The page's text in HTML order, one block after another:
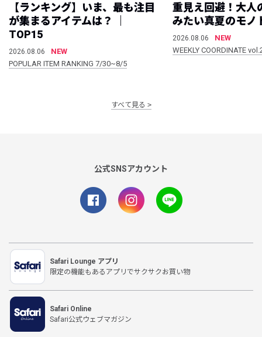
【ランキング】いま、最も注目
が集まるアイテムは？ ｜
TOP15
2026.08.06
NEW
POPULAR ITEM RANKING 7/30~8/5
重見え回避！大人
みたい真夏のモノ
2026.08.06
NEW
WEEKLY COORDINATE
すべて見る
公式SNSアカウント
Safari Lounge アプリ
限定の機能もあるアプリでサクサクお買い物
Safari Online
Safari公式ウェブマガジン